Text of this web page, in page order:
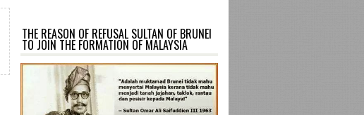
THE REASON OF REFUSAL SULTAN OF BRUNEI
TO JOIN THE FORMATION OF MALAYSIA